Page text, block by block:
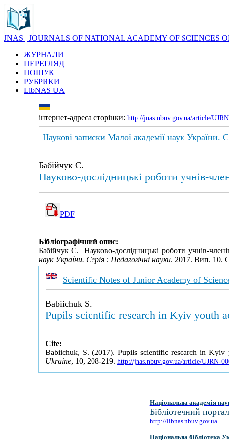
JNAS | JOURNALS OF NATIONAL ACADEMY OF SCIENCES
ЖУРНАЛИ
ПЕРЕГЛЯД
ПОШУК
РУБРИКИ
LibNAS UA
інтернет-адреса сторінки: http://jnas.nbuv.gov.ua/article/
Наукові записки Малої академії наук України.
Бабійчук С.
Науково-дослідницькі роботи учнів-
PDF
Бібліографічний опис:
Бабійчук С. Науково-дослідницькі роботи учнів-
наук України. Серія : Педагогічні науки. 2017. Вип. 10.
Scientific Notes of Junior Academy of
Babiichuk S.
Pupils scientific research in Kyiv youth
Cite:
Babiichuk, S. (2017). Pupils scientific research in Kyiv
Ukraine, 10, 208-219. http://jnas.nbuv.gov.ua/article/UJRN-
Національна академія
Бібліотечний
http://libnas.nbuv.gov.ua
Національна бібліотека